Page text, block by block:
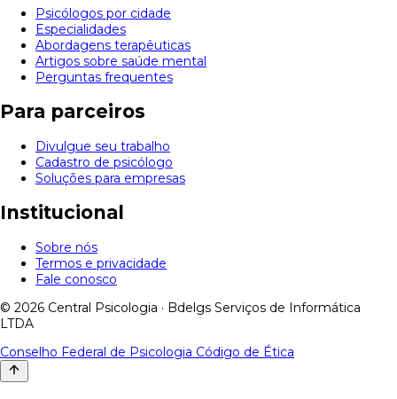
Psicólogos por cidade
Especialidades
Abordagens terapêuticas
Artigos sobre saúde mental
Perguntas frequentes
Para parceiros
Divulgue seu trabalho
Cadastro de psicólogo
Soluções para empresas
Institucional
Sobre nós
Termos e privacidade
Fale conosco
© 2026 Central Psicologia · Bdelgs Serviços de Informática
LTDA
Conselho Federal de Psicologia Código de Ética